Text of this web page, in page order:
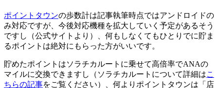
ポイントタウンの歩数計は記事執筆時点ではアンドロイドの
み対応ですが、今後対応機種を拡大していく予定があるそう
ですし（公式サイトより）、何もしなくてもひとりでに貯ま
るポイントは絶対にもらった方がいいです。
貯めたポイントはソラチカルートに乗せて高倍率でANAの
マイルに交換できますし（ソラチカルートについて詳細はこ
ちらの記事をご覧ください）、何よりポイントタウンは「店